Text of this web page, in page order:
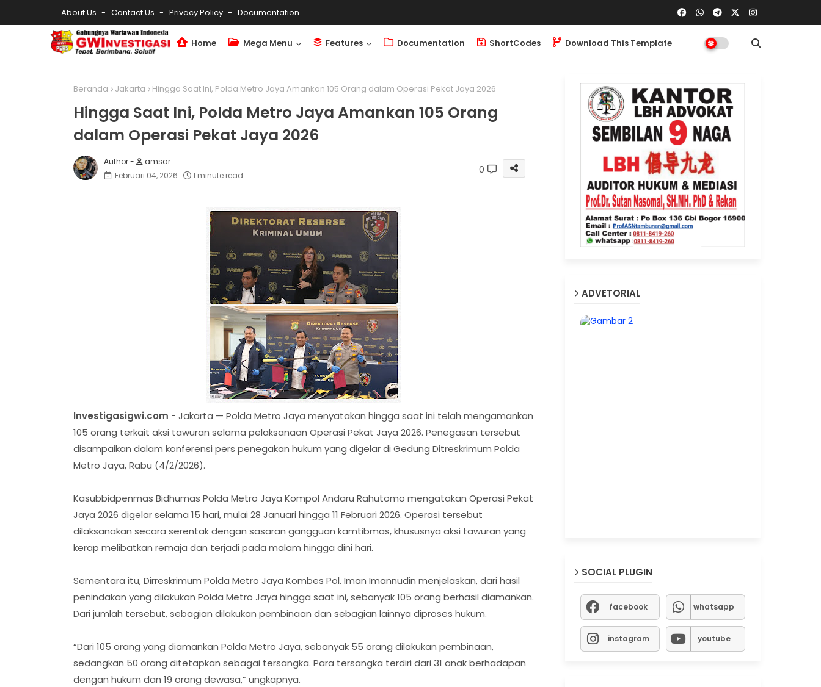
About Us Contact Us Privacy Policy Documentation
Home Mega Menu Features Documentation ShortCodes Download This Template
Beranda Jakarta Hingga Saat Ini, Polda Metro Jaya Amankan 105 Orang dalam Operasi Pekat Jaya 2026
Hingga Saat Ini, Polda Metro Jaya Amankan 105 Orang
dalam Operasi Pekat Jaya 2026
amsar
Februari 04, 2026
1 minute read 0
Investigasigwi.com - Jakarta — Polda Metro Jaya menyatakan hingga saat ini telah mengamankan
105 orang terkait aksi tawuran selama pelaksanaan Operasi Pekat Jaya 2026. Penegasan tersebut
disampaikan dalam konferensi pers penegakan hukum yang digelar di Gedung Ditreskrimum Polda
Metro Jaya, Rabu (4/2/2026).
Kasubbidpenmas Bidhumas Polda Metro Jaya Kompol Andaru Rahutomo mengatakan Operasi Pekat
Jaya 2026 digelar selama 15 hari, mulai 28 Januari hingga 11 Februari 2026. Operasi tersebut
dilaksanakan secara serentak dengan sasaran gangguan kamtibmas, khususnya aksi tawuran yang
kerap melibatkan remaja dan terjadi pada malam hingga dini hari.
Sementara itu, Dirreskrimum Polda Metro Jaya Kombes Pol. Iman Imannudin menjelaskan, dari hasil
penindakan yang dilakukan Polda Metro Jaya hingga saat ini, sebanyak 105 orang berhasil diamankan.
Dari jumlah tersebut, sebagian dilakukan pembinaan dan sebagian lainnya diproses hukum.
“Dari 105 orang yang diamankan Polda Metro Jaya, sebanyak 55 orang dilakukan pembinaan,
sedangkan 50 orang ditetapkan sebagai tersangka. Para tersangka terdiri dari 31 anak berhadapan
dengan hukum dan 19 orang dewasa,” ungkapnya.
ADVETORIAL
SOCIAL PLUGIN
facebook whatsapp
instagram youtube